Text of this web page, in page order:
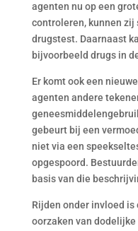
agenten nu op een
controleren, kunnen
drugstest. Daarnaast
bijvoorbeeld drugs in
Er komt ook een
agenten andere
gebeurt bij een
niet via een
opgespoord.
basis van die
Rijden onder invloed
oorzaken van